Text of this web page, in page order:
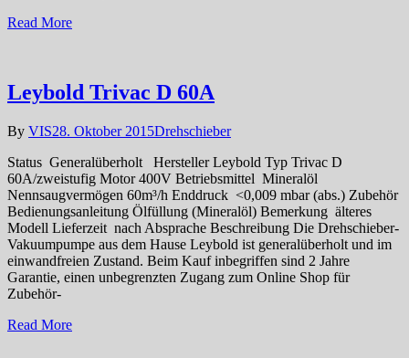
Read More
Leybold Trivac D 60A
By VIS28. Oktober 2015Drehschieber
Status Generalüberholt Hersteller Leybold Typ Trivac D
60A/zweistufig Motor 400V Betriebsmittel Mineralöl
Nennsaugvermögen 60m³/h Enddruck <0,009 mbar (abs.) Zubehör
Bedienungsanleitung Ölfüllung (Mineralöl) Bemerkung älteres
Modell Lieferzeit nach Absprache Beschreibung Die Drehschieber-
Vakuumpumpe aus dem Hause Leybold ist generalüberholt und im
einwandfreien Zustand. Beim Kauf inbegriffen sind 2 Jahre
Garantie, einen unbegrenzten Zugang zum Online Shop für
Zubehör-
Read More